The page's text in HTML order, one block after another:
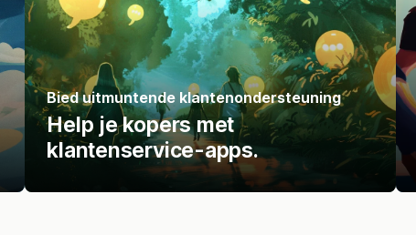
Bied uitmuntende klantenondersteuning
Help je kopers met
klantenservice-apps.